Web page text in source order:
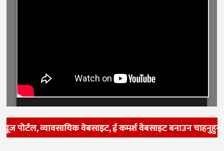
व्यावसायिक वेबसाइट, ई कमर्श वेबसाइट बनाउन चाहनुहुन्छ ?